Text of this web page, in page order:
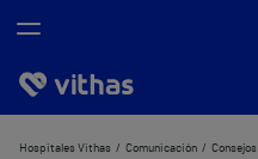
Nosotros
Hospitales Vithas Comunicación Consejos